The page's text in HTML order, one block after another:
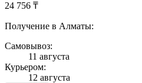
24 756 ₸
Получение в Алматы:
Самовывоз:
11 августа
Курьером:
12 августа